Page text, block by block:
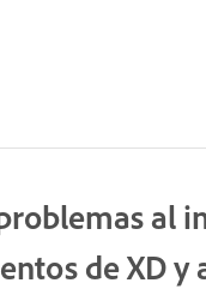
al
de XD y